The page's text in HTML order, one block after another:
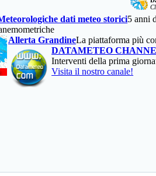
dati meteo storici5 anni
Allerta GrandineLa piattaforma più
DATAMETEO
Interventi della prima
Visita il nostro canale!